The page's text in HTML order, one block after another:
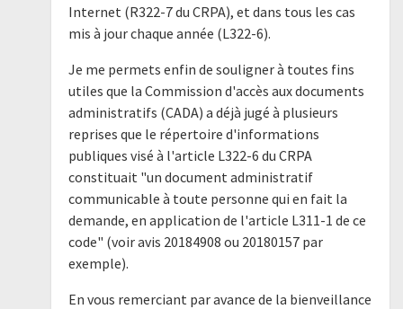
Internet (R322-7 du CRPA), et dans tous les cas
mis à jour chaque année (L322-6).
Je me permets enfin de souligner à toutes fins
utiles que la Commission d'accès aux documents
administratifs (CADA) a déjà jugé à plusieurs
reprises que le répertoire d'informations
publiques visé à l'article L322-6 du CRPA
constituait "un document administratif
communicable à toute personne qui en fait la
demande, en application de l'article L311-1 de ce
code" (voir avis 20184908 ou 20180157 par
exemple).
En vous remerciant par avance de la bienveillance